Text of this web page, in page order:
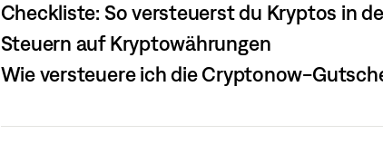
Checkliste: So versteuerst du Kryptos in
Steuern auf Kryptowährungen
Wie versteuere ich die Cryptonow-